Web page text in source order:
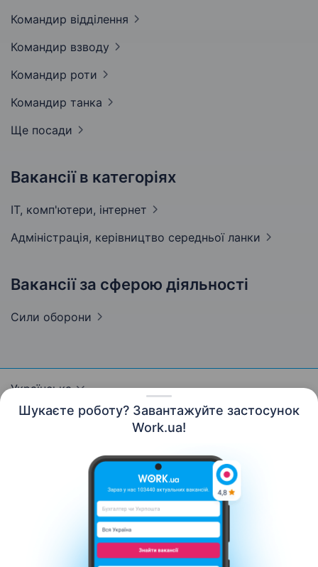
Шукаєте роботу? Завантажуйте застосунок
Work.ua!
Командир відділення
Командир взводу
Командир роти
Командир танка
Ще посади
Вакансії в категоріях
IT, комп'ютери, інтернет
Адмiнiстрацiя, керівництво середньої ланки
Вакансії за сферою діяльності
Сили оборони
Українська
Контакти Про нас
Кар’єра
Новини Work.ua
Допомога Умови використання